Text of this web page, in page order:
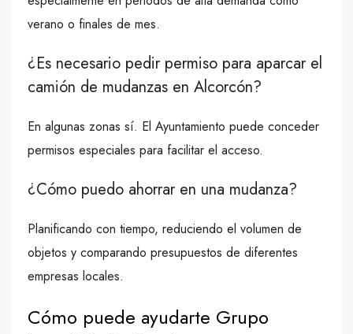
verano o finales de mes.
¿Es necesario pedir permiso para aparcar el
camión de mudanzas en Alcorcón?
En algunas zonas sí. El Ayuntamiento puede conceder
permisos especiales para facilitar el acceso.
¿Cómo puedo ahorrar en una mudanza?
Planificando con tiempo, reduciendo el volumen de
objetos y comparando presupuestos de diferentes
empresas locales.
Cómo puede ayudarte Grupo